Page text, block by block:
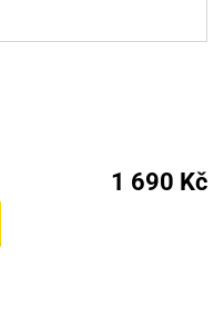
1 690 Kč